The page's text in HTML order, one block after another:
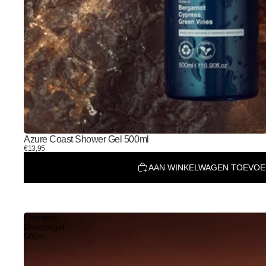
Azure Coast Shower Gel 500ml
€13,95
AAN WINKELWAGEN
Energise
Douchegel
500ml